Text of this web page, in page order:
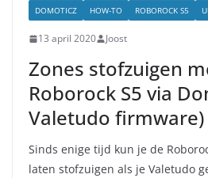
DOMOTICZ HOW-TO ROBOROCK S5
13 april 2020 Joost
Zones stofzuigen
Roborock S5 via
Valetudo firmware)
Sinds enige tijd kun je de
laten stofzuigen als je Valetudo